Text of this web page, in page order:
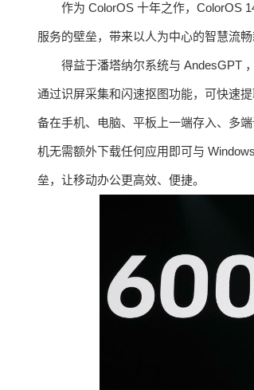
作为 ColorOS 十年之作，ColorOS
服务的壁垒，带来以人为中心的智慧流畅
得益于潘塔纳尔系统与 AndesGPT
通过识屏采集和闪速抠图功能，可快速
备在手机、电脑、平板上一端存入、多
机无需额外下载任何应用即可与
垒，让移动办公更高效、便捷。